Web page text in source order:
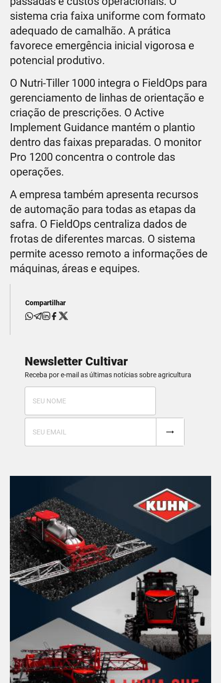
sistema cria faixa uniforme com formato
adequado de camalhão. A prática
favorece emergência inicial vigorosa e
potencial produtivo.
O Nutri-Tiller 1000 integra o FieldOps para
gerenciamento de linhas de orientação e
criação de prescrições. O Active
Implement Guidance mantém o plantio
dentro das faixas preparadas. O monitor
Pro 1200 concentra o controle das
operações.
A empresa também apresenta recursos
de automação para todas as etapas da
safra. O FieldOps centraliza dados de
frotas de diferentes marcas. O sistema
permite acesso remoto a informações de
máquinas, áreas e equipes.
Compartilhar
Newsletter Cultivar
Receba por e-mail as últimas notícias sobre agricultura